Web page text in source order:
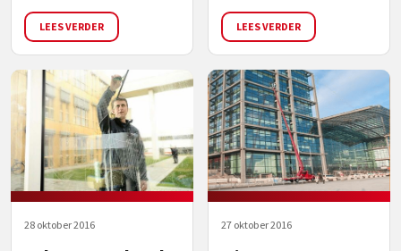
LEES VERDER LEES VERDER
28 oktober 2016 27 oktober 2016